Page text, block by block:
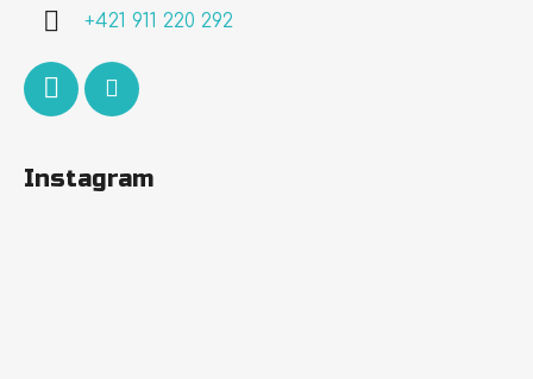
+421 911 220 292
Instagram